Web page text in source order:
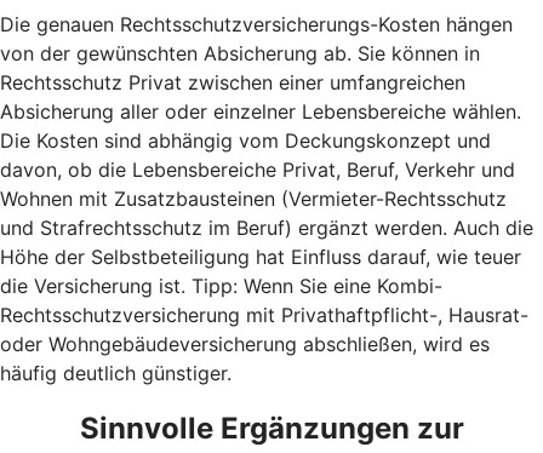
Die genauen Rechtsschutzversicherungs-Kosten hängen
von der gewünschten Absicherung ab. Sie können in
Rechtsschutz Privat zwischen einer umfangreichen
Absicherung aller oder einzelner Lebensbereiche wählen.
Die Kosten sind abhängig vom Deckungskonzept und
davon, ob die Lebensbereiche Privat, Beruf, Verkehr und
Wohnen mit Zusatzbausteinen (Vermieter-Rechtsschutz
und Strafrechtsschutz im Beruf) ergänzt werden. Auch die
Höhe der Selbstbeteiligung hat Einfluss darauf, wie teuer
die Versicherung ist. Tipp: Wenn Sie eine Kombi-
Rechtsschutzversicherung mit Privathaftpflicht-, Hausrat-
oder Wohngebäudeversicherung abschließen, wird es
häufig deutlich günstiger.
Sinnvolle Ergänzungen zur